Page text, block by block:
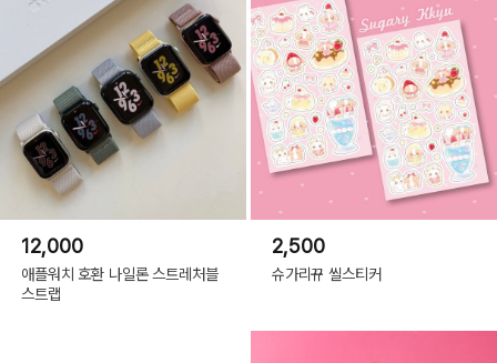
12,000
애플워치 호환 나일론 스트레처블
스트랩
2,500
슈가리뀨 씰스티커